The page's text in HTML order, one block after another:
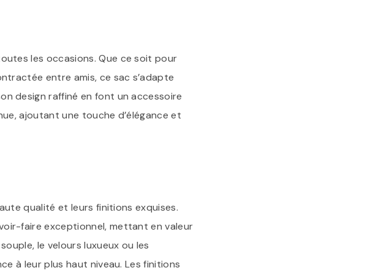
les occasions. Que ce soit pour
entre amis, ce sac s’adapte
design raffiné en font un accessoire
ajoutant une touche d’élégance et
qualité et leurs finitions exquises.
faire exceptionnel, mettant en valeur
le velours luxueux ou les
à leur plus haut niveau. Les finitions